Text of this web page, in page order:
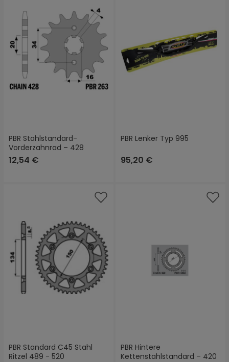
PBR Stahlstandard-
Vorderzahnrad – 428
12,54 €
PBR Lenker Typ 995
95,20 €
PBR Standard C45 Stahl
Ritzel 489 - 520
PBR Hintere
Kettenstahlstandard – 420